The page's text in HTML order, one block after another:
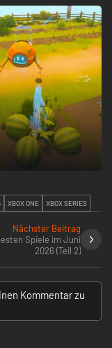
XBOX ONE XBOX SERIES
Nächster Beitrag
Spiele im Juni
2026 (Teil 2)
Kommentar zu